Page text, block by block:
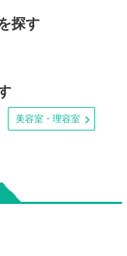
探す
美容室・理容室